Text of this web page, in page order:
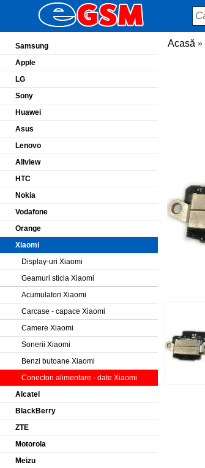
Samsung
Apple
LG
Sony
Huawei
Asus
Lenovo
Allview
HTC
Nokia
Vodafone
Orange
Xiaomi
Display-uri Xiaomi
Geamuri sticla Xiaomi
Acumulatori Xiaomi
Carcase - capace Xiaomi
Camere Xiaomi
Sonerii Xiaomi
Benzi butoane Xiaomi
Conectori alimentare - date Xiaomi
Alcatel
BlackBerry
ZTE
Motorola
Meizu
Acasă